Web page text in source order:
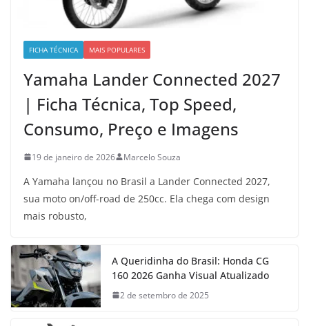
FICHA TÉCNICA MAIS POPULARES
Yamaha Lander Connected 2027
| Ficha Técnica, Top Speed,
Consumo, Preço e Imagens
19 de janeiro de 2026 Marcelo Souza
A Yamaha lançou no Brasil a Lander Connected 2027,
sua moto on/off-road de 250cc. Ela chega com design
mais robusto,
A Queridinha do Brasil: Honda CG
160 2026 Ganha Visual Atualizado
2 de setembro de 2025